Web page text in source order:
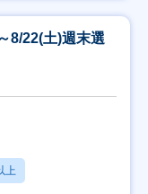
8/22(土)週末選
上